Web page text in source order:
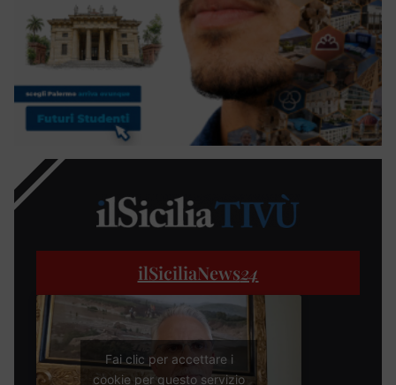
ilSiciliaNews24
Fai clic per accettare i
cookie per questo servizio